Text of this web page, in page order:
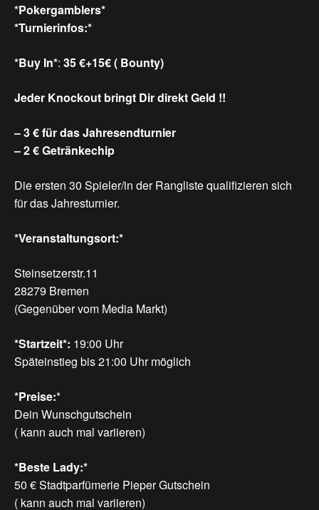
*Pokergamblers*
*Turnierinfos:*
*Buy In*: 35 €+15€ ( Bounty)
Jeder Knockout bringt Dir direkt Geld !!
– 3 € für das Jahresendturnier
– 2 € Getränkechip
Die ersten 30 Spieler/in der Rangliste qualifizieren sich
für das Jahresturnier.
*Veranstaltungsort:*
Steinsetzerstr.11
28279 Bremen
(Gegenüber vom Media Markt)
*Startzeit*: 19:00 Uhr
Späteinstieg bis 21:00 Uhr möglich
*Preise:*
Dein Wunschgutschein
( kann auch mal variieren)
*Beste Lady:*
50 € Stadtparfümerie Pieper Gutschein
( kann auch mal variieren)